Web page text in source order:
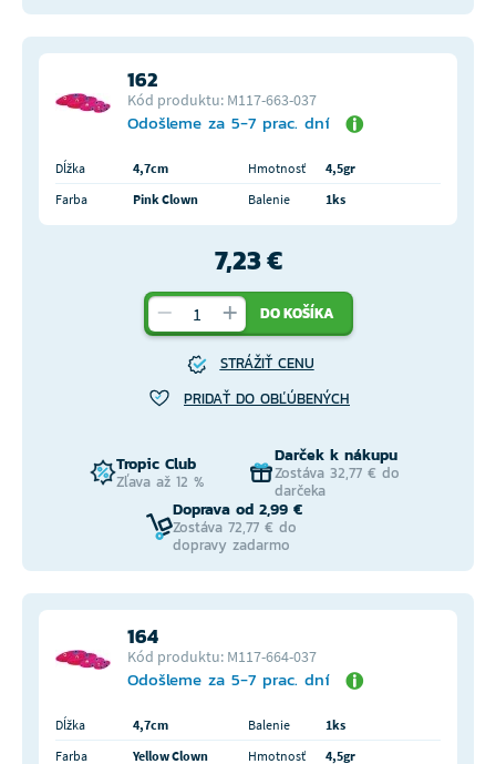
162
Kód produktu: M117-663-037
Odošleme za 5-7 prac. dní
Dĺžka 4,7cm Hmotnosť
4,5gr
Farba
Pink Clown Balenie 1ks
7,23 €
DO KOŠÍKA
STRÁŽIŤ CENU
PRIDAŤ DO OBĽÚBENÝCH
Tropic Club
Zľava až 12 %
Darček k nákupu
Zostáva 32,77 € do
darčeka
Doprava od 2,99 €
Zostáva 72,77 € do
dopravy zadarmo
164
Kód produktu: M117-664-037
Odošleme za 5-7 prac. dní
Dĺžka 4,7cm Balenie
1ks
Farba
Yellow Clown Hmotnosť 4,5gr